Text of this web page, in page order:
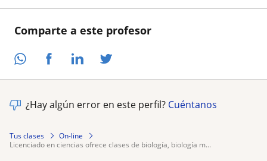
Comparte a este profesor
¿Hay algún error en este perfil? Cuéntanos
Tus clases
On-line
licenciado en ciencias ofrece clases de biología, biología m...